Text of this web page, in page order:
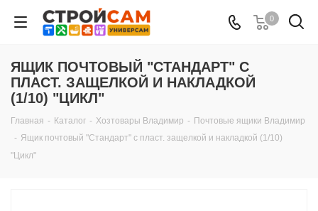
0
ЯЩИК ПОЧТОВЫЙ "СТАНДАРТ" С
ПЛАСТ. ЗАЩЕЛКОЙ И НАКЛАДКОЙ
(1/10) "ЦИКЛ"
Главная - Каталог - Хозтовары Владимир - Почтовые ящики Владимир
- Ящик почтовый "Стандарт" с пласт. защелкой и накладкой (1/10)
"Цикл"